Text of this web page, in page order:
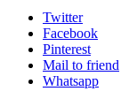
Twitter
Facebook
Pinterest
Mail to friend
Whatsapp